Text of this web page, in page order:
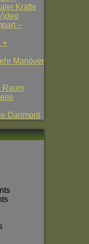
Kräfte
–
+
Manöver
Raum
Darimont